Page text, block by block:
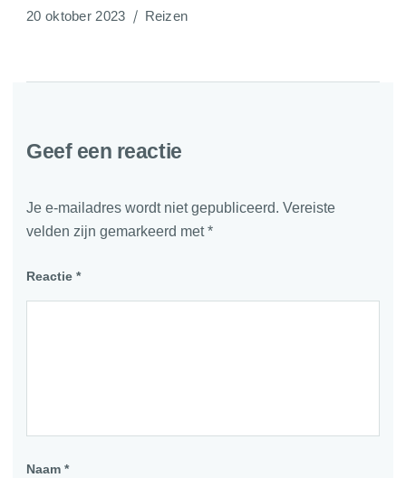
20 oktober 2023 Reizen
Geef een reactie
Je e-mailadres wordt niet gepubliceerd. Vereiste
velden zijn gemarkeerd met*
Reactie *
Naam *